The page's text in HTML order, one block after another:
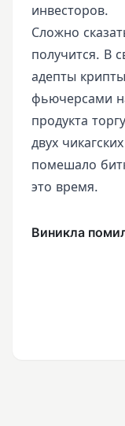
инвесторов.
Сложно
получится. В
адепты
фьючерсами
продукта
двух
помешало
это время.